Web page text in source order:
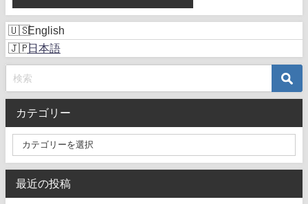
English
日本語
カテゴリー
最近の投稿